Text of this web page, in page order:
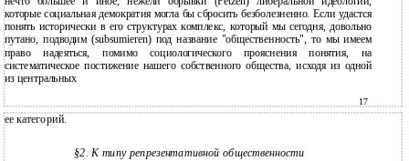
которые социальная демократия могла бы сбросить безболезненно. Если удастся
понять исторически в его структурах комплекс, который мы сегодня, довольно
путано, подводим (subsumieren) под название "общественность", то мы имеем
право надеяться, помимо социологического прояснения понятия, на
систематическое постижение нашего собственного общества, исходя из одной
из центральных
17
ее категорий.
§2. К типу репрезентативной общественности